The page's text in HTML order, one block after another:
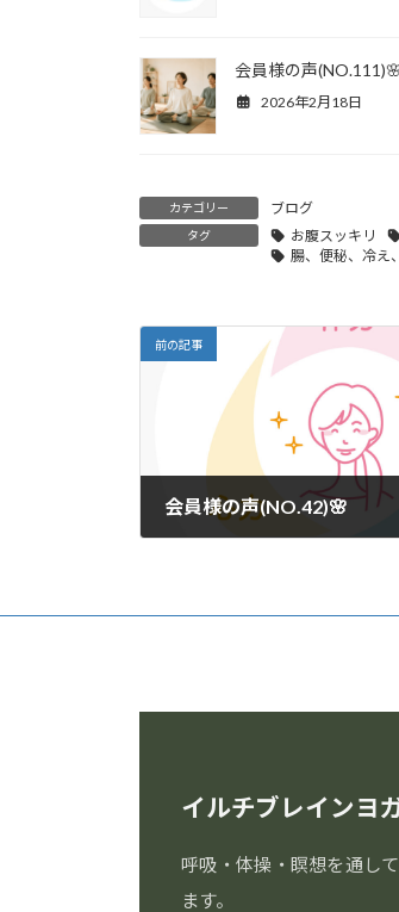
会員様の声
2026年2月18日
カテゴリー ブログ
タグ お腹スッキリ
腸、便秘、冷え
前の記事
会員様の声(NO.42)🌸
イルチブレインヨ
呼吸・体操・瞑想を通し
ます。